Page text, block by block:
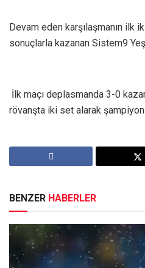
Devam eden karşılaşmanın ilk
sonuçlarla kazanan Sistem9
İlk maçı deplasmanda 3-0
rövanşta iki set alarak
BENZER HABERLER